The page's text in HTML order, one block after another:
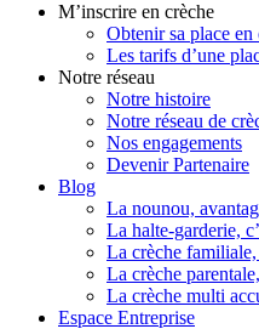
M’inscrire en crèche
Obtenir sa place en
Les tarifs d’une
Notre réseau
Notre histoire
Notre réseau de
Nos engagements
Devenir Partenaire
Blog
La nounou,
La halte-garderie,
La crèche familiale,
La crèche
La crèche multi
Espace Entreprise